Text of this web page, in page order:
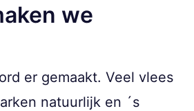
we
er gemaakt. Veel vlees
natuurlijk en ´s